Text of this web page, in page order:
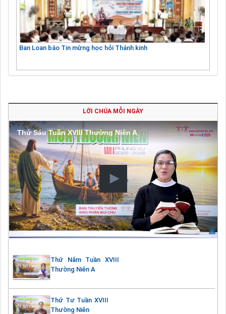
Ban Loan báo Tin mừng học hỏi Thánh kinh
LỜI CHÚA MỖI NGÀY
Thứ Sáu Tuần XVIII Thường Niên A
Thứ Năm Tuần XVIII
Thường Niên A
Thứ Tư Tuần XVIII
Thường Niên